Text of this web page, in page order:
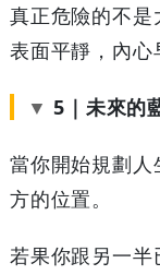
真正危險的不是
表面平靜，內心
5｜未來的
當你開始規劃
方的位置。
若果你跟另一